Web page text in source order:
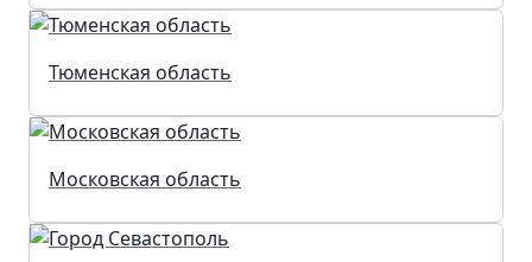
Тюменская область
Московская область